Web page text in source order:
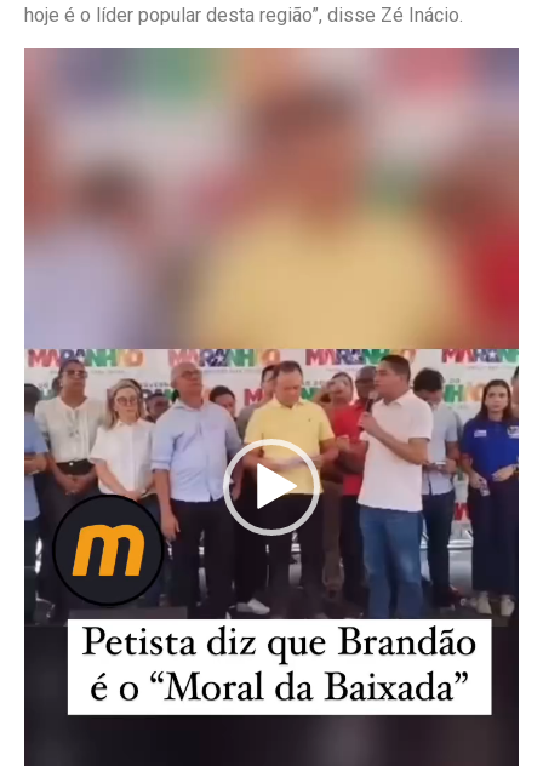
hoje é o líder popular desta região”, disse Zé Inácio.